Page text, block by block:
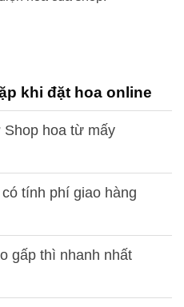
khi đặt hoa online
hoa từ mấy
tính phí giao hàng
gấp thì nhanh nhất